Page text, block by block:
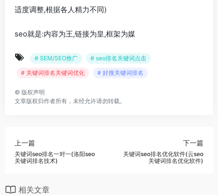
适度调整,根据各人精力不同)
seo就是:内容为王,链接为皇,框架为媒
# SEM/SEO推广
# seo排名关键词点击
# 关键词排名关键词优化
# 好搜关键词排名
© 版权声明
文章版权归作者所有，未经允许请勿转载。
上一篇
关键词seo排名一对一(洛阳seo
关键词排名技术)
下一篇
关键词seo排名优化软件(云seo
关键词排名优化软件)
相关文章